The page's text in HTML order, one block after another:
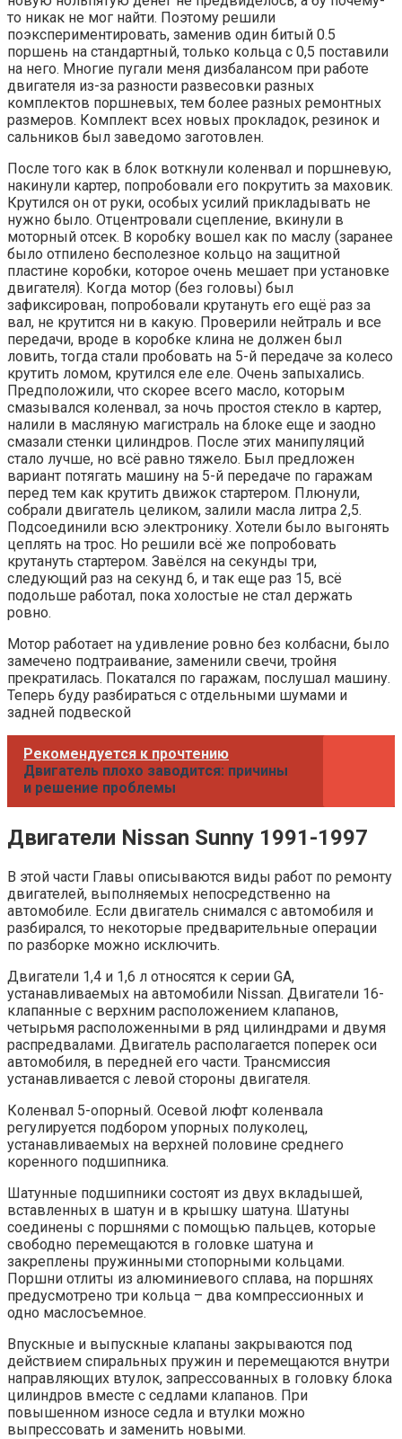
то никак не мог найти. Поэтому решили
поэкспериментировать, заменив один битый 0.5
поршень на стандартный, только кольца с 0,5 поставили
на него. Многие пугали меня дизбалансом при работе
двигателя из-за разности развесовки разных
комплектов поршневых, тем более разных ремонтных
размеров. Комплект всех новых прокладок, резинок и
сальников был заведомо заготовлен.
После того как в блок воткнули коленвал и поршневую,
накинули картер, попробовали его покрутить за маховик.
Крутился он от руки, особых усилий прикладывать не
нужно было. Отцентровали сцепление, вкинули в
моторный отсек. В коробку вошел как по маслу (заранее
было отпилено бесполезное кольцо на защитной
пластине коробки, которое очень мешает при установке
двигателя). Когда мотор (без головы) был
зафиксирован, попробовали крутануть его ещё раз за
вал, не крутится ни в какую. Проверили нейтраль и все
передачи, вроде в коробке клина не должен был
ловить, тогда стали пробовать на 5-й передаче за колесо
крутить ломом, крутился еле еле. Очень запыхались.
Предположили, что скорее всего масло, которым
смазывался коленвал, за ночь простоя стекло в картер,
налили в масляную магистраль на блоке еще и заодно
смазали стенки цилиндров. После этих манипуляций
стало лучше, но всё равно тяжело. Был предложен
вариант потягать машину на 5-й передаче по гаражам
перед тем как крутить движок стартером. Плюнули,
собрали двигатель целиком, залили масла литра 2,5.
Подсоединили всю электронику. Хотели было выгонять
цеплять на трос. Но решили всё же попробовать
крутануть стартером. Завёлся на секунды три,
следующий раз на секунд 6, и так еще раз 15, всё
подольше работал, пока холостые не стал держать
ровно.
Мотор работает на удивление ровно без колбасни, было
замечено подтраивание, заменили свечи, тройня
прекратилась. Покатался по гаражам, послушал машину.
Теперь буду разбираться с отдельными шумами и
задней подвеской
Рекомендуется к прочтению
Двигатель плохо заводится: причины
и решение проблемы
Двигатели Nissan Sunny 1991-1997
В этой части Главы описываются виды работ по ремонту
двигателей, выполняемых непосредственно на
автомобиле. Если двигатель снимался с автомобиля и
разбирался, то некоторые предварительные операции
по разборке можно исключить.
Двигатели 1,4 и 1,6 л относятся к серии GA,
устанавливаемых на автомобили Nissan. Двигатели 16-
клапанные с верхним расположением клапанов,
четырьмя расположенными в ряд цилиндрами и двумя
распредвалами. Двигатель располагается поперек оси
автомобиля, в передней его части. Трансмиссия
устанавливается с левой стороны двигателя.
Коленвал 5-опорный. Осевой люфт коленвала
регулируется подбором упорных полуколец,
устанавливаемых на верхней половине среднего
коренного подшипника.
Шатунные подшипники состоят из двух вкладышей,
вставленных в шатун и в крышку шатуна. Шатуны
соединены с поршнями с помощью пальцев, которые
свободно перемещаются в головке шатуна и
закреплены пружинными стопорными кольцами.
Поршни отлиты из алюминиевого сплава, на поршнях
предусмотрено три кольца – два компрессионных и
одно маслосъемное.
Впускные и выпускные клапаны закрываются под
действием спиральных пружин и перемещаются внутри
направляющих втулок, запрессованных в головку блока
цилиндров вместе с седлами клапанов. При
повышенном износе седла и втулки можно
выпрессовать и заменить новыми.